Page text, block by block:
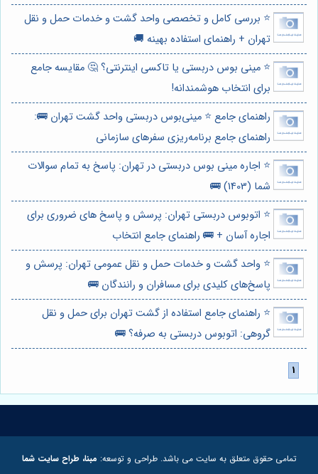
⭐️ بررسی کامل و تخصصی واحد گشت و خدمات حمل و نقل
تهران + راهنمای استفاده بهینه 🚚
⭐️ مینی بوس دربستی یا تاکسی اینترنتی؟ 🤔 مقایسه جامع
برای انتخاب هوشمندانه!
راهنمای جامع ⭐️ مینی‌بوس دربستی واحد گشت تهران 🚌:
راهنمای جامع برنامه‌ریزی سفرهای سازمانی
⭐️ اجاره مینی بوس دربستی در تهران: پاسخ به تمام سوالات
شما (1403) 🚌
⭐️ اتوبوس دربستی تهران: پرسش و پاسخ های ضروری برای
اجاره آسان + 🚌 راهنمای جامع انتخاب
⭐️ واحد گشت و خدمات حمل و نقل عمومی تهران: پرسش و
پاسخ‌های کلیدی برای مسافران و رانندگان 🚌
⭐️ راهنمای جامع استفاده از گشت تهران برای حمل و نقل
گروهی: اتوبوس دربستی به صرفه؟ 🚌
تمامی حقوق متعلق به سایت می باشد. طراحی و توسعه: مبنا، طراح سایت شما